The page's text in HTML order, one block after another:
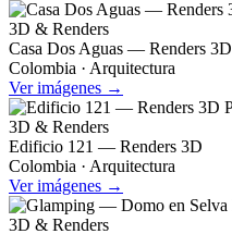
3D & Renders
Casa Dos Aguas — Renders 3D
Colombia · Arquitectura
Ver imágenes →
3D & Renders
Edificio 121 — Renders 3D
Colombia · Arquitectura
Ver imágenes →
3D & Renders